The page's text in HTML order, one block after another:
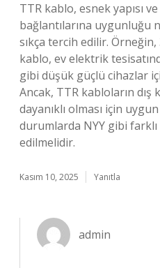
TTR kablo, esnek yapısı
bağlantılarına uygunluğu
sıkça tercih edilir.
kablo, ev elektrik
gibi düşük güçlü cihazlar
Ancak, TTR kabloların
dayanıklı olması için
durumlarda NYY gibi
edilmelidir.
Kasım 10, 2025 Yanıtla
admin